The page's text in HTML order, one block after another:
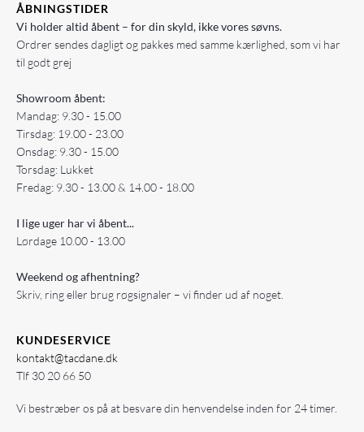
ÅBNINGSTIDER
Vi holder altid åbent – for din skyld, ikke vores søvns.
Ordrer sendes dagligt og pakkes med samme kærlighed, som vi har
til godt grej
Showroom åbent:
Mandag: 9.30 - 15.00
Tirsdag: 19.00 - 23.00
Onsdag: 9.30 - 15.00
Torsdag: Lukket
Fredag: 9.30 - 13.00 & 14.00 - 18.00
I lige uger har vi åbent...
Lørdage 10.00 - 13.00
Weekend og afhentning?
Skriv, ring eller brug røgsignaler – vi finder ud af noget.
KUNDESERVICE
kontakt@tacdane.dk
Tlf 30 20 66 50
Vi bestræber os på at besvare din henvendelse inden for 24 timer.